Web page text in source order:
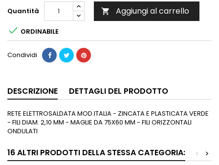
Quantità  Aggiungi al carrello
 ORDINABILE
Condividi
DESCRIZIONE DETTAGLI DEL PRODOTTO
RETE ELETTROSALDATA MOD.ITALIA - ZINCATA E PLASTICATA VERDE
- FILI DIAM. 2,10 MM - MAGLIE DA 75X60 MM - FILI ORIZZONTALI
ONDULATI
16 ALTRI PRODOTTI DELLA STESSA CATEGORIA: >
<